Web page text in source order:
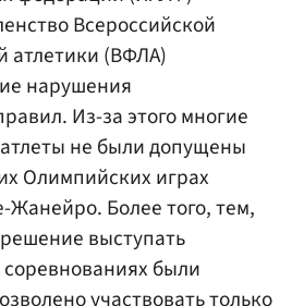
Всероссийской
атлетики (ВФЛА)
нарушения
Из-за этого многие
не были допущены
Олимпийских играх
Жанейро. Более того, тем,
выступать
были
участвовать только